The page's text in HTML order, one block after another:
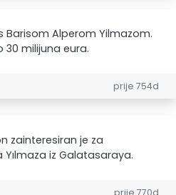
Barisom Alperom Yilmazom.
30 milijuna eura.
prije 754d
zainteresiran je za
iz Galatasaraya.
prije 770d